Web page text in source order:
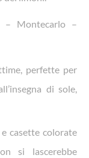
– Montecarlo –
perfette per
di sole,
casette colorate
si lascerebbe